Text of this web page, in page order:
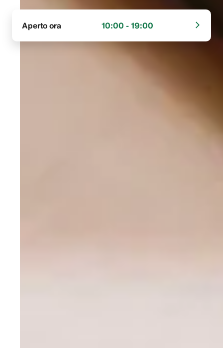
Aperto ora 10:00 - 19:00